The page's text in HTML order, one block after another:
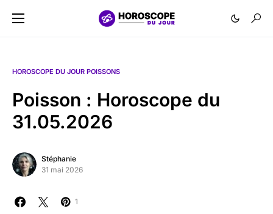
HOROSCOPE DU JOUR POISSONS
Poisson : Horoscope du
31.05.2026
Stéphanie
31 mai 2026
1